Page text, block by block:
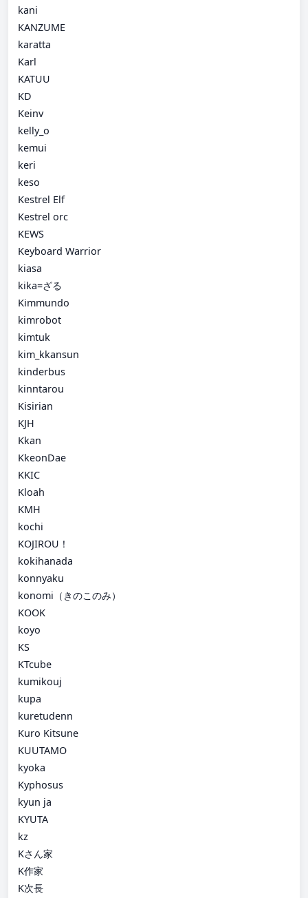
kani
KANZUME
karatta
Karl
KATUU
KD
Keinv
kelly_o
kemui
keri
keso
Kestrel Elf
Kestrel orc
KEWS
Keyboard Warrior
kiasa
kika=ざる
Kimmundo
kimrobot
kimtuk
kim_kkansun
kinderbus
kinntarou
Kisirian
KJH
Kkan
KkeonDae
KKIC
Kloah
KMH
kochi
KOJIROU！
kokihanada
konnyaku
konomi（きのこのみ）
KOOK
koyo
KS
KTcube
kumikouj
kupa
kuretudenn
Kuro Kitsune
KUUTAMO
kyoka
Kyphosus
kyun ja
KYUTA
kz
Kさん家
K作家
K次長